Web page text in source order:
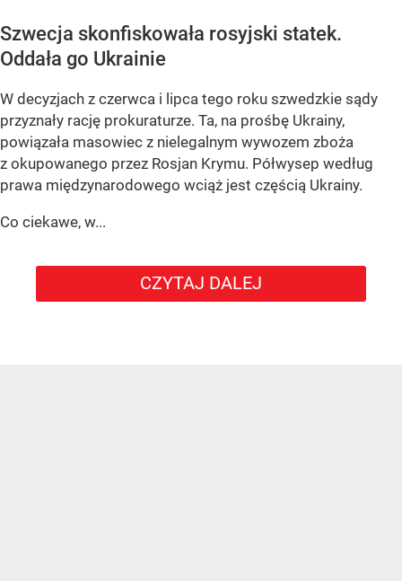
Szwecja skonfiskowała rosyjski statek.
Oddała go Ukrainie
W decyzjach z czerwca i lipca tego roku szwedzkie sądy
przyznały rację prokuraturze. Ta, na prośbę Ukrainy,
powiązała masowiec z nielegalnym wywozem zboża
z okupowanego przez Rosjan Krymu. Półwysep według
prawa międzynarodowego wciąż jest częścią Ukrainy.
Co ciekawe, w...
CZYTAJ DALEJ